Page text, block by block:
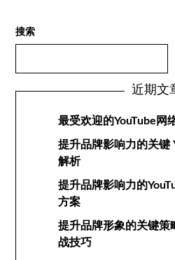
搜索
近期文
最受欢迎的YouTube网
提升品牌影响力的关键
解析
提升品牌影响力的
方案
提升品牌形象的关键策
战技巧